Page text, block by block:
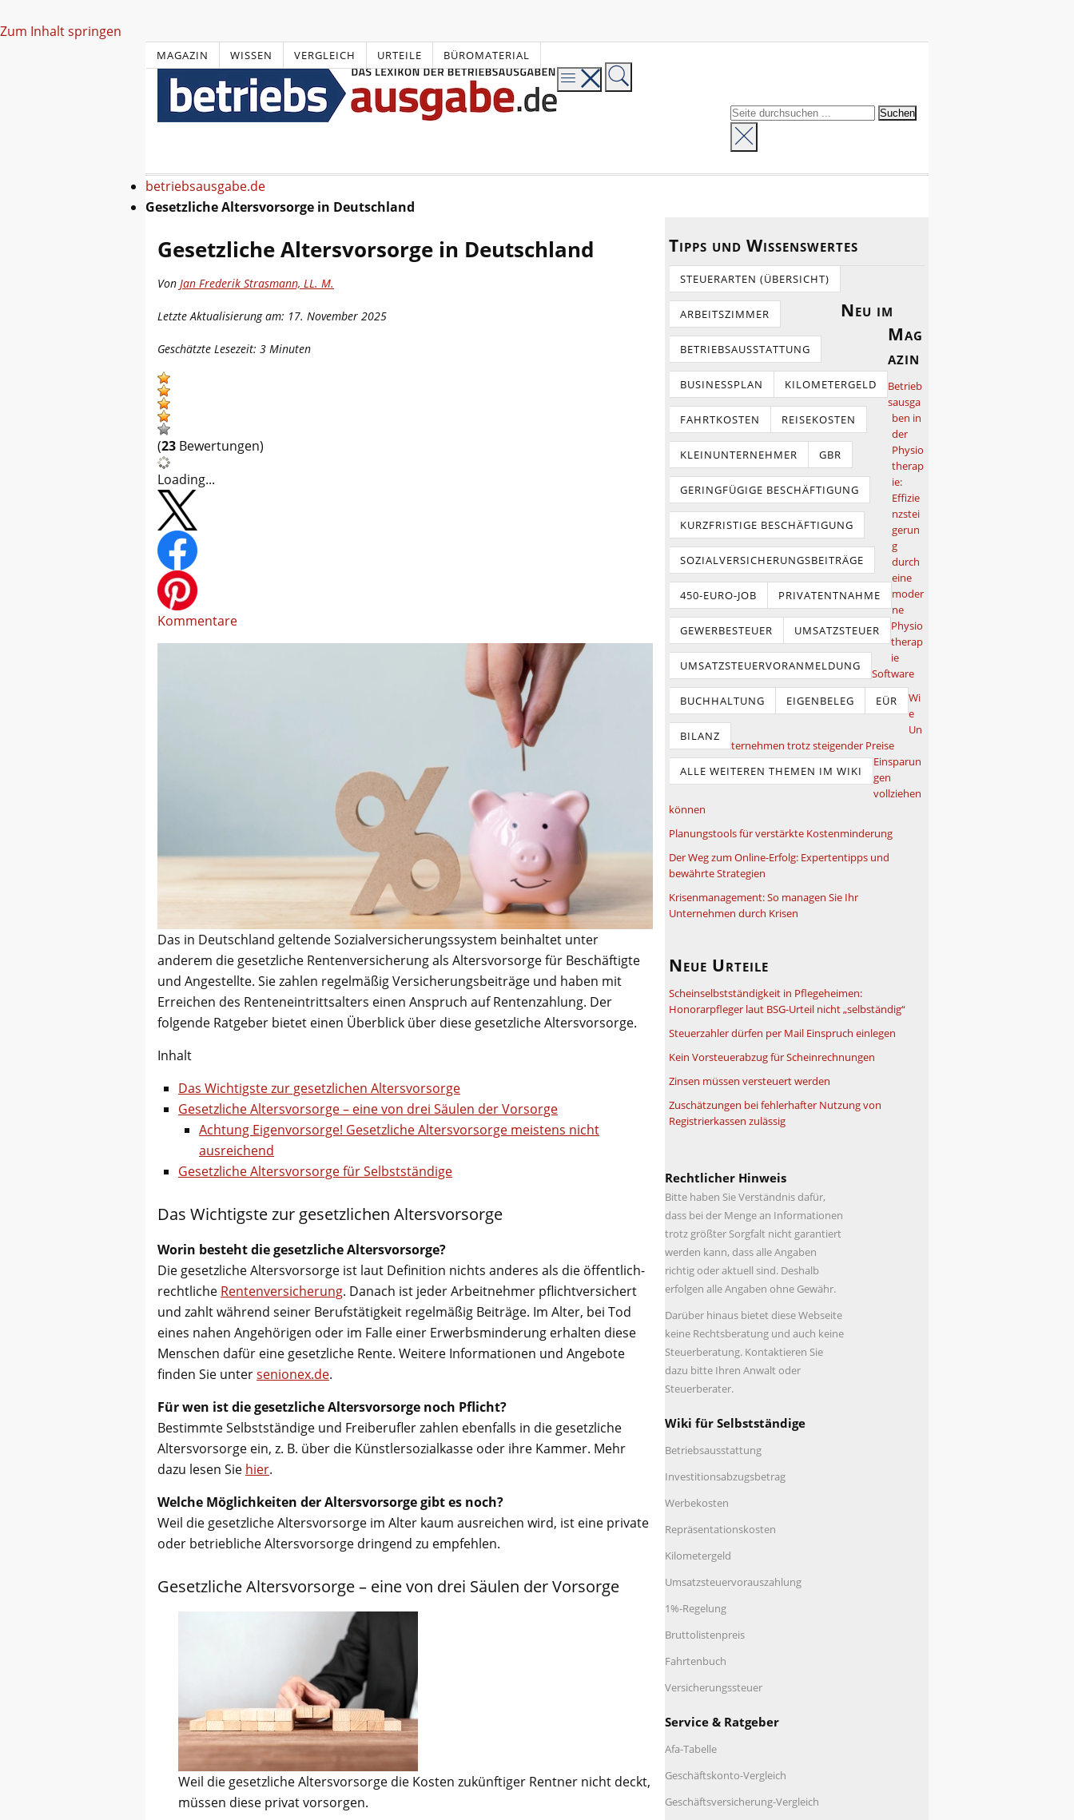
Zum Inhalt springen
MAGAZIN WISSEN VERGLEICH URTEILE BÜROMATERIAL
betriebsausgabe.de
Gesetzliche Altersvorsorge in Deutschland
Gesetzliche Altersvorsorge in Deutschland
Von Jan Frederik Strasmann, LL. M.
Letzte Aktualisierung am: 17. November 2025
Geschätzte Lesezeit: 3 Minuten
(23 Bewertungen)
Loading...
Kommentare
Das in Deutschland geltende Sozialversicherungssystem beinhaltet unter
anderem die gesetzliche Rentenversicherung als Altersvorsorge für Beschäftigte
und Angestellte. Sie zahlen regelmäßig Versicherungsbeiträge und haben mit
Erreichen des Renteneintrittsalters einen Anspruch auf Rentenzahlung. Der
folgende Ratgeber bietet einen Überblick über diese gesetzliche Altersvorsorge.
Inhalt
Das Wichtigste zur gesetzlichen Altersvorsorge
Gesetzliche Altersvorsorge – eine von drei Säulen der Vorsorge
Achtung Eigenvorsorge! Gesetzliche Altersvorsorge meistens nicht
ausreichend
Gesetzliche Altersvorsorge für Selbstständige
Das Wichtigste zur gesetzlichen Altersvorsorge
Worin besteht die gesetzliche Altersvorsorge?
Die gesetzliche Altersvorsorge ist laut Definition nichts anderes als die öffentlich-
rechtliche Rentenversicherung. Danach ist jeder Arbeitnehmer pflichtversichert
und zahlt während seiner Berufstätigkeit regelmäßig Beiträge. Im Alter, bei Tod
eines nahen Angehörigen oder im Falle einer Erwerbsminderung erhalten diese
Menschen dafür eine gesetzliche Rente. Weitere Informationen und Angebote
finden Sie untersenionex.de.
Für wen ist die gesetzliche Altersvorsorge noch Pflicht?
Bestimmte Selbstständige und Freiberufler zahlen ebenfalls in die gesetzliche
Altersvorsorge ein, z. B. über die Künstlersozialkasse oder ihre Kammer. Mehr
dazu lesen Sie hier.
Welche Möglichkeiten der Altersvorsorge gibt es noch?
Weil die gesetzliche Altersvorsorge im Alter kaum ausreichen wird, ist eine private
oder betriebliche Altersvorsorge dringend zu empfehlen.
Gesetzliche Altersvorsorge – eine von drei Säulen der Vorsorge
Weil die gesetzliche Altersvorsorge die Kosten zukünftiger Rentner nicht deckt,
müssen diese privat vorsorgen.
Tipps und Wissenswertes
STEUERARTEN (ÜBERSICHT)
ARBEITSZIMMER
BETRIEBSAUSSTATTUNG
BUSINESSPLAN KILOMETERGELD
FAHRTKOSTEN REISEKOSTEN
KLEINUNTERNEHMER GBR
GERINGFÜGIGE BESCHÄFTIGUNG
KURZFRISTIGE BESCHÄFTIGUNG
SOZIALVERSICHERUNGSBEITRÄGE
450-EURO-JOB PRIVATENTNAHME
GEWERBESTEUER UMSATZSTEUER
UMSATZSTEUERVORANMELDUNG
BUCHHALTUNG EIGENBELEG EÜR
BILANZ
ALLE WEITEREN THEMEN IM WIKI
Neu im
Mag
azin
Betrieb
sausga
ben in
der
Physio
therap
ie:
Effizie
nzstei
gerun
g
durch
eine
moder
ne
Physio
therap
ie
Software
Wi
e
Un
ternehmen trotz steigender Preise
Einsparun
gen
vollziehen
können
Planungstools für verstärkte Kostenminderung
Der Weg zum Online-Erfolg: Expertentipps und
bewährte Strategien
Krisenmanagement: So managen Sie Ihr
Unternehmen durch Krisen
Neue Urteile
Scheinselbstständigkeit in Pflegeheimen:
Honorarpfleger laut BSG-Urteil nicht „selbständig“
Steuerzahler dürfen per Mail Einspruch einlegen
Kein Vorsteuerabzug für Scheinrechnungen
Zinsen müssen versteuert werden
Zuschätzungen bei fehlerhafter Nutzung von
Registrierkassen zulässig
Rechtlicher Hinweis
Bitte haben Sie Verständnis dafür,
dass bei der Menge an Informationen
trotz größter Sorgfalt nicht garantiert
werden kann, dass alle Angaben
richtig oder aktuell sind. Deshalb
erfolgen alle Angaben ohne Gewähr.
Darüber hinaus bietet diese Webseite
keine Rechtsberatung und auch keine
Steuerberatung. Kontaktieren Sie
dazu bitte Ihren Anwalt oder
Steuerberater.
Wiki für Selbstständige
Betriebsausstattung
Investitionsabzugsbetrag
Werbekosten
Repräsentationskosten
Kilometergeld
Umsatzsteuervorauszahlung
1%-Regelung
Bruttolistenpreis
Fahrtenbuch
Versicherungssteuer
Service & Ratgeber
Afa-Tabelle
Geschäftskonto-Vergleich
Geschäftsversicherung-Vergleich